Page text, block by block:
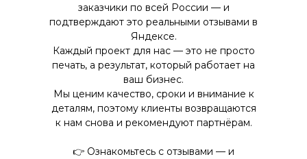
заказчики по всей России — и
подтверждают это реальными отзывами в
Яндексе.
Каждый проект для нас — это не просто
печать, а результат, который работает на
ваш бизнес.
Мы ценим качество, сроки и внимание к
деталям, поэтому клиенты возвращаются
к нам снова и рекомендуют партнёрам.
👉 Ознакомьтесь с отзывами — и